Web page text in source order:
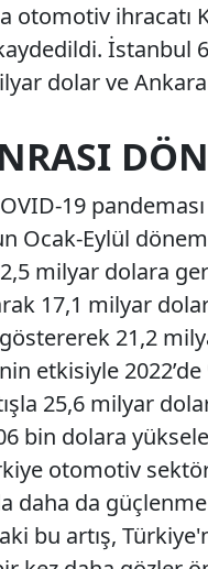
otomotiv
İstanbul
dolar ve
19
Ocak-Eylül
milyar dolara
17,1 milyar
21,2
etkisiyle
25,6 milyar
bin dolara
otomotiv
daha da
bu artış,